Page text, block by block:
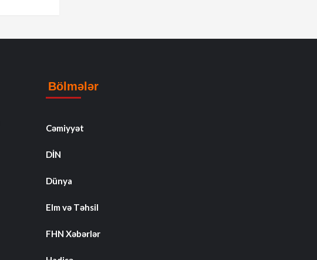
Bölmələr
Cəmiyyət
DİN
Dünya
Elm və Təhsil
FHN Xəbərlər